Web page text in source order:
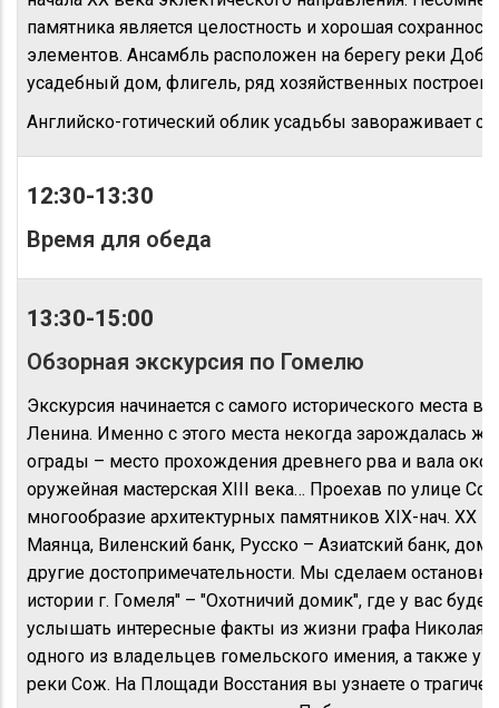
памятника является целостность и хорошая
элементов. Ансамбль расположен на берегу реки
усадебный дом, флигель, ряд хозяйственных
Английско-готический облик усадьбы завораживает
12:30-13:30
Время для обеда
13:30-15:00
Обзорная экскурсия по Гомелю
Экскурсия начинается с самого исторического места в
Ленина. Именно с этого места некогда зарождалась
ограды – место прохождения древнего рва и вала
оружейная мастерская XIII века… Проехав по улице
многообразие архитектурных памятников XIX-нач. XX
Маянца, Виленский банк, Русско – Азиатский банк,
другие достопримечательности. Мы сделаем
истории г. Гомеля" – "Охотничий домик", где у вас
услышать интересные факты из жизни графа Николая
одного из владельцев гомельского имения, а также
реки Сож. На Площади Восстания вы узнаете о